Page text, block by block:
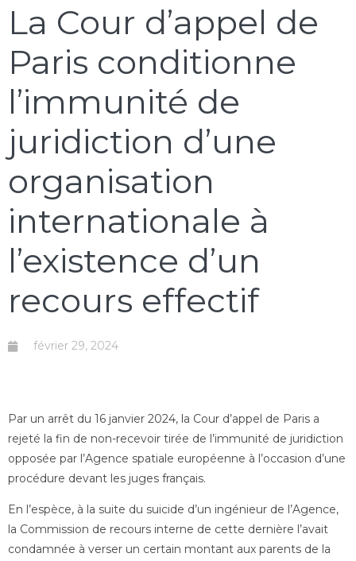
La Cour d’appel de
Paris conditionne
l’immunité de
juridiction d’une
organisation
internationale à
l’existence d’un
recours effectif
février 29, 2024
Par un arrêt du 16 janvier 2024, la Cour d’appel de Paris a
rejeté la fin de non-recevoir tirée de l’immunité de juridiction
opposée par l’Agence spatiale européenne à l’occasion d’une
procédure devant les juges français.
En l’espèce, à la suite du suicide d’un ingénieur de l’Agence,
la Commission de recours interne de cette dernière l’avait
condamnée à verser un certain montant aux parents de la